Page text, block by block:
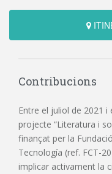
Contribucions
Entre el juliol de 2021
projecte “Literatura i
finançat per la
Tecnología (ref. FCT-
implicar activament la